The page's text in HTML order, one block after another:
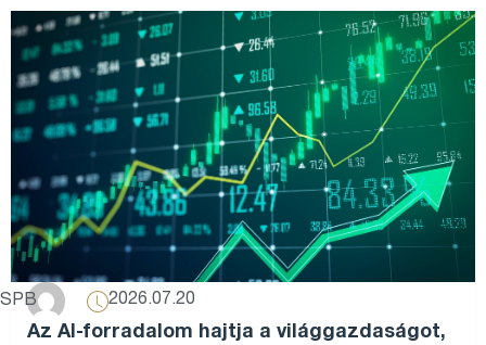
SPB 2026.07.20
Az AI-forradalom hajtja a világgazdaságot,